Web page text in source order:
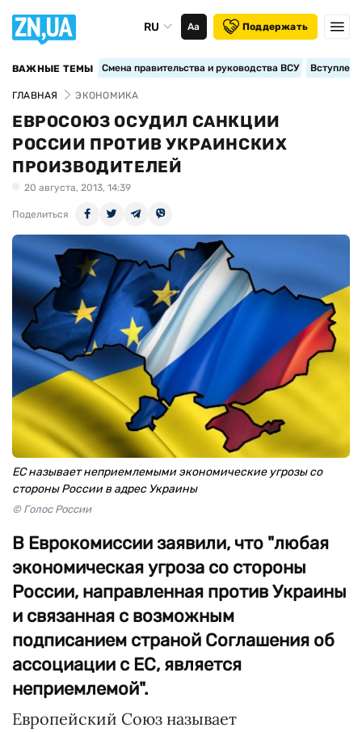
RU Аа Поддержать
ВАЖНЫЕ ТЕМЫ Смена правительства и руководства ВСУ
ГЛАВНАЯ ЭКОНОМИКА
ЕВРОСОЮЗ ОСУДИЛ САНКЦИИ
РОССИИ ПРОТИВ УКРАИНСКИХ
ПРОИЗВОДИТЕЛЕЙ
20 августа, 2013, 14:39
Поделиться
ЕС называет неприемлемыми экономические угрозы со
стороны России в адрес Украины
© Голос России
В Еврокомиссии заявили, что "любая
экономическая угроза со стороны
России, направленная против Украины
и связанная с возможным
подписанием страной Соглашения об
ассоциации с ЕС, является
неприемлемой".
Европейский Союз называет